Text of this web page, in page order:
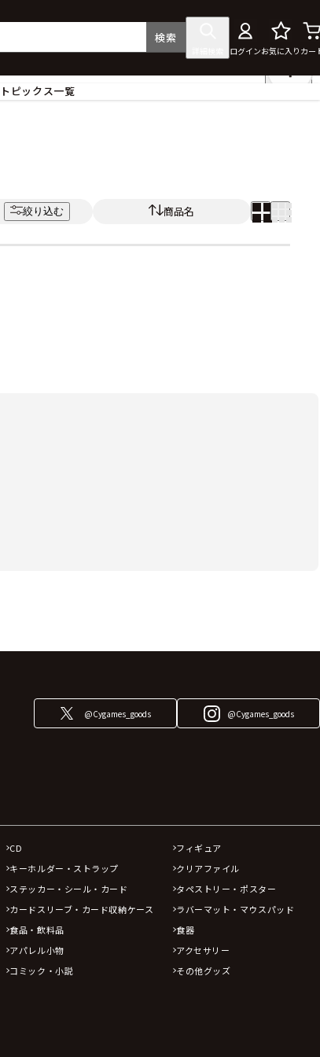
検索
ログインお気に入り カー
アクセサリー
トピックス一覧
絞り込む 商品名
@Cygames_goods @Cygames_goods
CD
フィギュア
キーホルダー・ストラップ
クリアファイル
ステッカー・シール・カード
タペストリー・ポスター
カードスリーブ・カード収納ケース
ラバーマット・マウスパッド
食品・飲料品
食器
アパレル小物
アクセサリー
コミック・小説
その他グッズ